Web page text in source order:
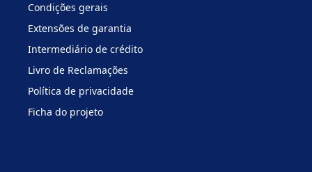
Condições gerais
Extensões de garantia
Intermediário de crédito
Livro de Reclamações
Política de privacidade
Ficha do projeto